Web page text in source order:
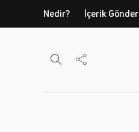
Nedir? İçerik Gönder